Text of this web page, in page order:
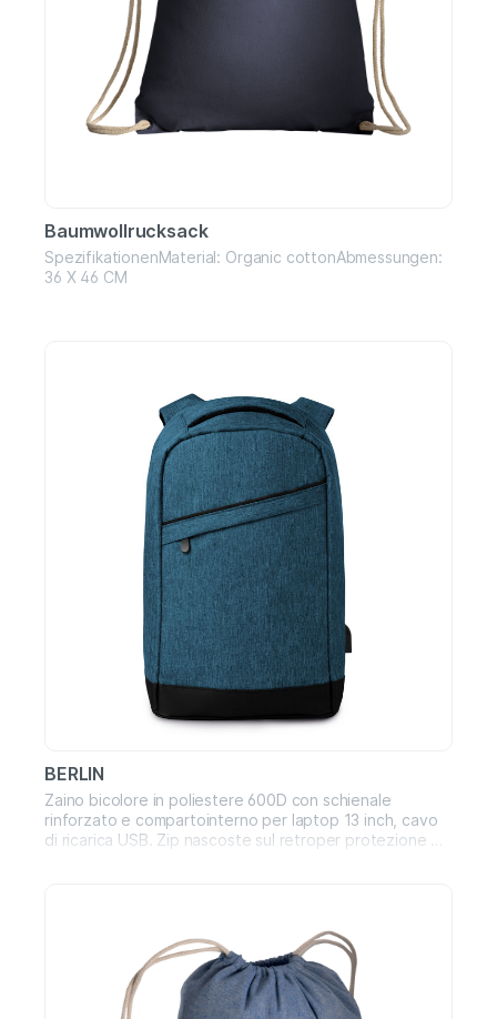
Baumwollrucksack
SpezifikationenMaterial: Organic cottonAbmessungen:
36 X 46 CM
BERLIN
Zaino bicolore in poliestere 600D con schienale
rinforzato e compartointerno per laptop 13 inch, cavo
di ricarica USB. Zip nascoste sul retroper protezione dai